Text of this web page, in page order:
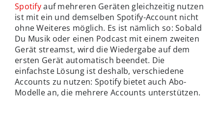
Spotifyauf mehreren Geräten gleichzeitig nutzen
ist mit ein und demselben Spotify-Account nicht
ohne Weiteres möglich. Es ist nämlich so: Sobald
Du Musik oder einen Podcast mit einem zweiten
Gerät streamst, wird die Wiedergabe auf dem
ersten Gerät automatisch beendet. Die
einfachste Lösung ist deshalb, verschiedene
Accounts zu nutzen: Spotify bietet auch Abo-
Modelle an, die mehrere Accounts unterstützen.